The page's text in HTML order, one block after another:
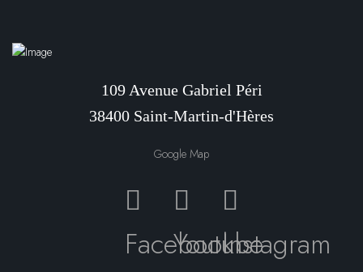
109 Avenue Gabriel Péri
38400 Saint-Martin-d'Hères
Google Map
Facebook
YoutubeInstagram